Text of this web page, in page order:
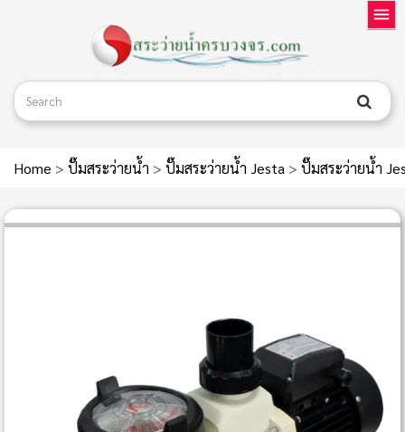
Home > ปั๊มสระว่ายน้ำ > ปั๊มสระว่ายน้ำ Jesta > ปั๊มสระว่ายน้ำ